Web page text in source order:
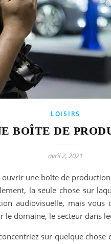
LOISIRS
BOÎTE DE
avril 2, 2021
une boîte de
la seule chose sur
audiovisuelle, mais vous
le domaine, le secteur dans
sur quelque